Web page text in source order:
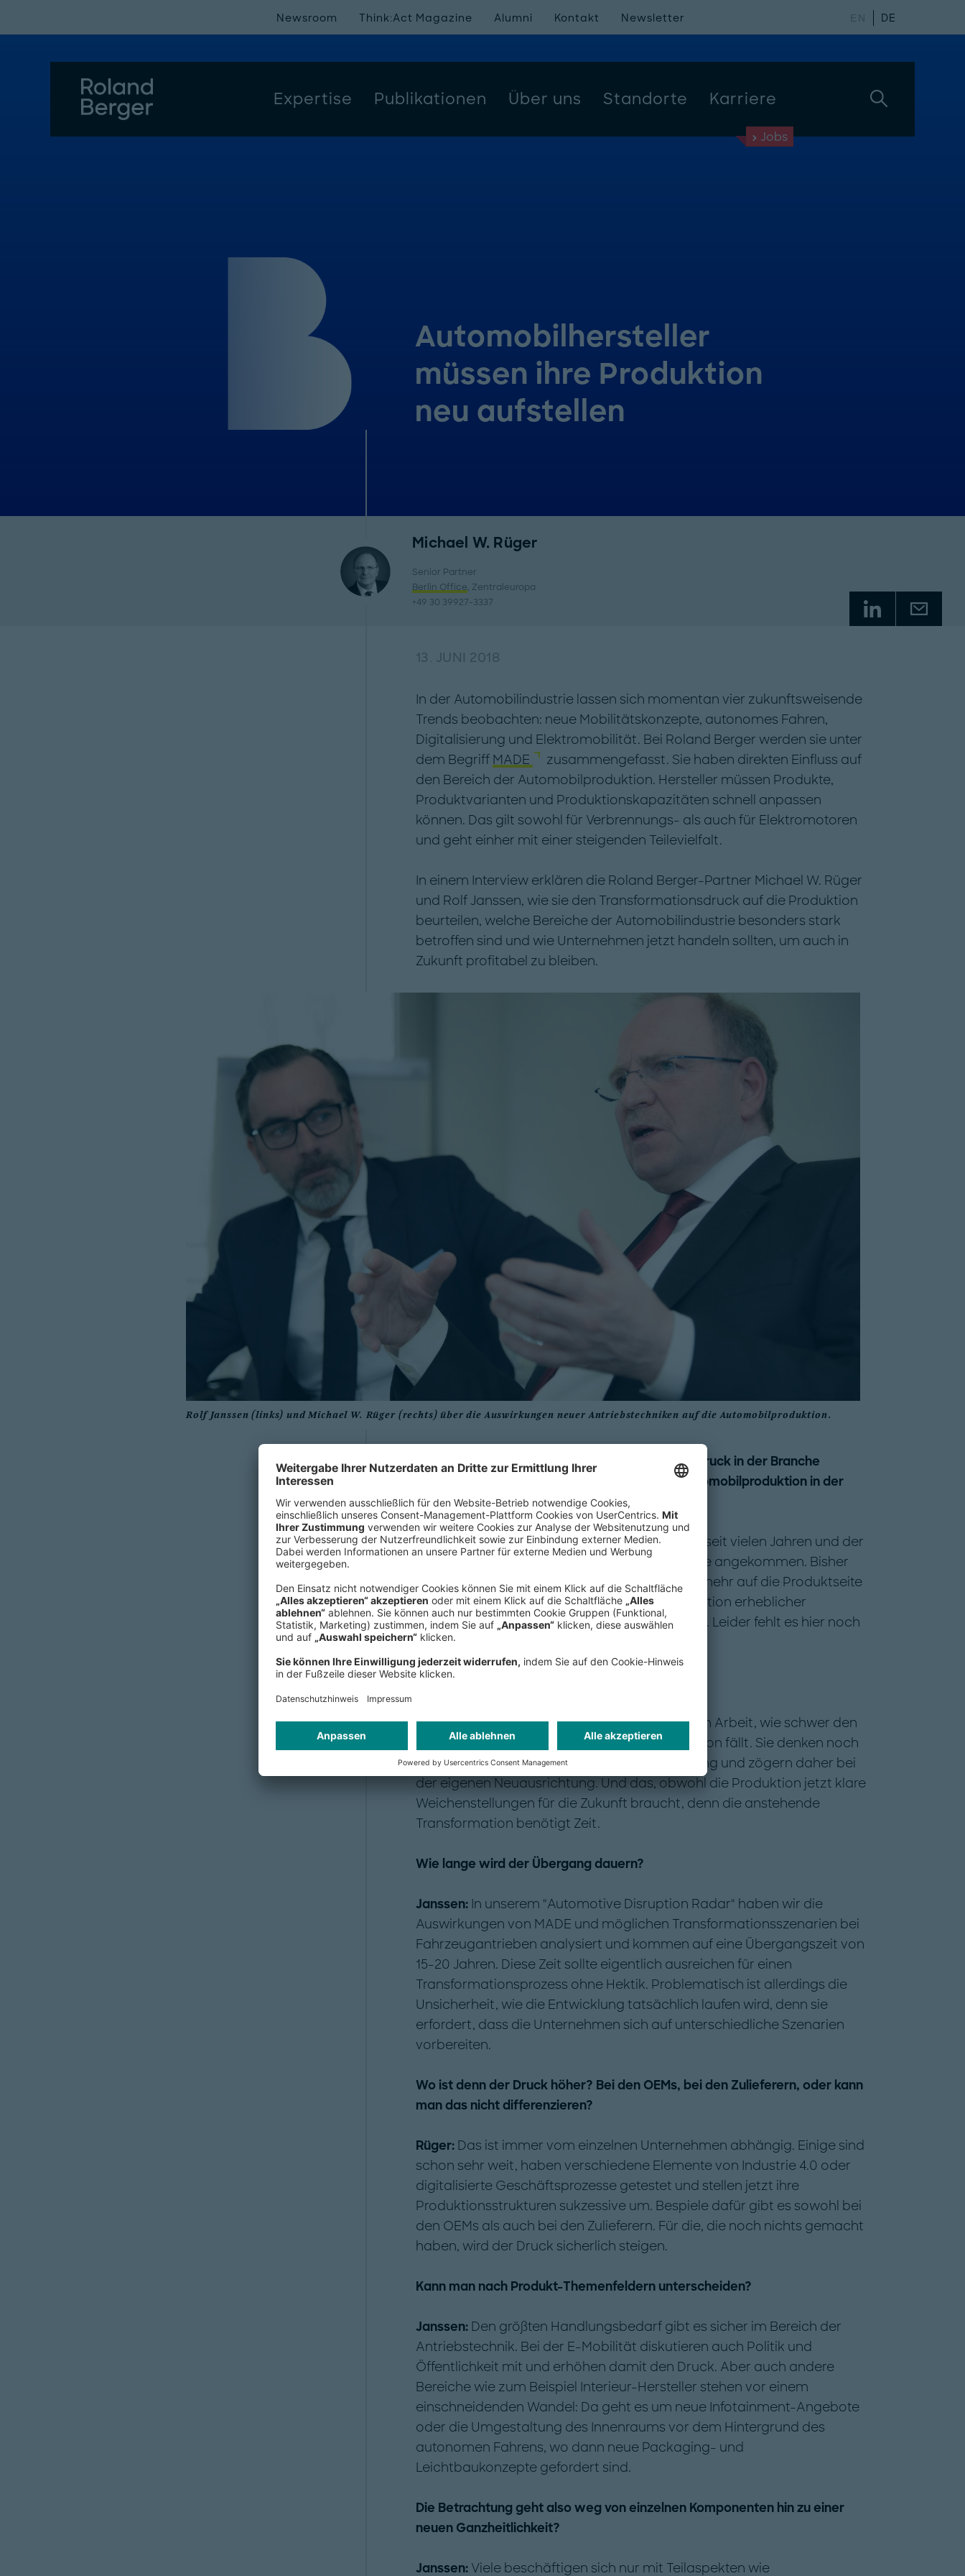
Expertise Publikationen Über uns Standorte Karriere
Newsroom Think:Act Magazine Alumni Kontakt Newsletter EN DE
Jobs
Automobilhersteller
müssen ihre Produktion
neu aufstellen
Michael W. Rüger
Senior Partner
Berlin Office, Zentraleuropa
+49 30 39927-3337
13. JUNI 2018
In der Automobilindustrie lassen sich momentan vier zukunftsweisende
Trends beobachten: neue Mobilitätskonzepte, autonomes Fahren,
Digitalisierung und Elektromobilität. Bei Roland Berger werden sie unter
dem Begriff MADE
zusammengefasst. Sie haben direkten Einfluss auf
den Bereich der Automobilproduktion. Hersteller müssen Produkte,
Produktvarianten und Produktionskapazitäten schnell anpassen
können. Das gilt sowohl für Verbrennungs- als auch für Elektromotoren
und geht einher mit einer steigenden Teilevielfalt.
In einem Interview erklären die Roland Berger-Partner Michael W. Rüger
und Rolf Janssen, wie sie den Transformationsdruck auf die Produktion
beurteilen, welche Bereiche der Automobilindustrie besonders stark
betroffen sind und wie Unternehmen jetzt handeln sollten, um auch in
Zukunft profitabel zu bleiben.
Rolf Janssen (links) und Michael W. Rüger (rechts) über die Auswirkungen neuer Antriebstechniken auf die Automobilproduktion.
Wie würden Sie den aktuellen Transformationsdruck in der Branche
beschreiben? Liegt die Digitalisierung in der Automobilproduktion in der
ferneren oder näheren Zukunft?
Rolf Janssen:Die Digitalisierung läuft ja bereits seit vielen Jahren und der
Transformationsdruck ist längst in der Industrie angekommen. Bisher
haben sich die Automobilhersteller allerdings mehr auf die Produktseite
konzentriert; dabei besteht auch in der Produktion erheblicher
Veränderungsbedarf, etwa bei der Vernetzung. Leider fehlt es hier noch
an Konsequenz.
Woraus schließen Sie das?
Michael W. Rüger:Wir sehen in unserer täglichen Arbeit, wie schwer den
Unternehmen die Transformation der Produktion fällt. Sie denken noch
in der klassischen Aufteilung der Wertschöpfung und zögern daher bei
der eigenen Neuausrichtung. Und das, obwohl die Produktion jetzt klare
Weichenstellungen für die Zukunft braucht, denn die anstehende
Transformation benötigt Zeit.
Wie lange wird der Übergang dauern?
Janssen:In unserem "Automotive Disruption Radar" haben wir die
Auswirkungen von MADE und möglichen Transformationsszenarien bei
Fahrzeugantrieben analysiert und kommen auf eine Übergangszeit von
15-20 Jahren. Diese Zeit sollte eigentlich ausreichen für einen
Transformationsprozess ohne Hektik. Problematisch ist allerdings die
Unsicherheit, wie die Entwicklung tatsächlich laufen wird, denn sie
erfordert, dass die Unternehmen sich auf unterschiedliche Szenarien
vorbereiten.
Wo ist denn der Druck höher? Bei den OEMs, bei den Zulieferern, oder kann
man das nicht differenzieren?
Rüger: Das ist immer vom einzelnen Unternehmen abhängig. Einige sind
schon sehr weit, haben verschiedene Elemente von Industrie 4.0 oder
digitalisierte Geschäftsprozesse getestet und stellen jetzt ihre
Produktionsstrukturen sukzessive um. Bespiele dafür gibt es sowohl bei
den OEMs als auch bei den Zulieferern. Für die, die noch nichts gemacht
haben, wird der Druck sicherlich steigen.
Kann man nach Produkt-Themenfeldern unterscheiden?
Janssen: Den größten Handlungsbedarf gibt es sicher im Bereich der
Antriebstechnik. Bei der E-Mobilität diskutieren auch Politik und
Öffentlichkeit mit und erhöhen damit den Druck. Aber auch andere
Bereiche wie zum Beispiel Interieur-Hersteller stehen vor einem
einschneidenden Wandel: Da geht es um neue Infotainment-Angebote
oder die Umgestaltung des Innenraums vor dem Hintergrund des
autonomen Fahrens, wo dann neue Packaging- und
Leichtbaukonzepte gefordert sind.
Die Betrachtung geht also weg von einzelnen Komponenten hin zu einer
neuen Ganzheitlichkeit?
Janssen:Viele beschäftigen sich nur mit Teilaspekten wie